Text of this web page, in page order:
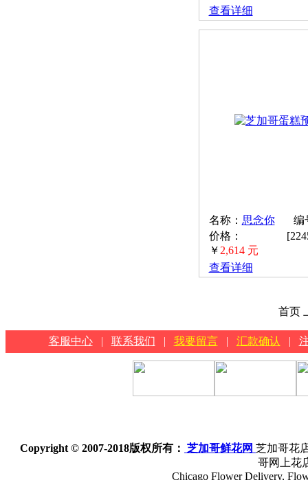
查看详细
名称： 思念你
编
价格：
￥ 2,614 元
查看详细
首页
客服中心 | 联系我们 | 我要留言 | 汇款确认 |
Copyright © 2007-2018版权所有： 芝加哥鲜花网 芝加哥花
哥网上花
Chicago Flower Delivery,